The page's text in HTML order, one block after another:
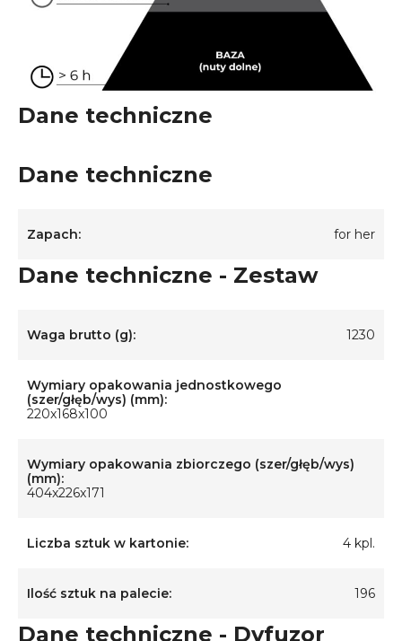
Dane techniczne
Dane techniczne
Zapach: for her
Dane techniczne - Zestaw
Waga brutto (g): 1230
Wymiary opakowania jednostkowego
(szer/głęb/wys) (mm):
220x168x100
Wymiary opakowania zbiorczego (szer/głęb/wys)
(mm):
404x226x171
Liczba sztuk w kartonie: 4 kpl.
Ilość sztuk na palecie: 196
Dane techniczne - Dyfuzor